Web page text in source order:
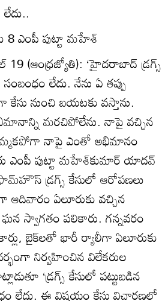
8 ఎంపీ పుట్టా మహేశ్‌
19 (ఆంధ్రజ్యోతి): ‘హైదరాబాద్‌ డ్రగ్స్‌
లేదు. నేను ఏ తప్పు
నుంచి బయటకు వస్తాను.
మరచిపోలేను. నాపై వచ్చిన
నాపై ఎంతో అభిమానం
ఎంపీ పుట్టా మహేశ్‌కుమార్‌ యాదవ్‌
డ్రగ్స్‌ కేసులో ఆరోపణలు
ఏలూరుకు వచ్చిన
ఘన స్వాగతం పలికారు. గన్నవరం
బైక్‌లతో భారీ ర్యాలీగా ఏలూరుకు
నిర్వహించిన విలేకరుల
‘డ్రగ్స్‌ కేసులో పట్టుబడిన
లేదు. ఈ విషయం కేసు విచారణలో